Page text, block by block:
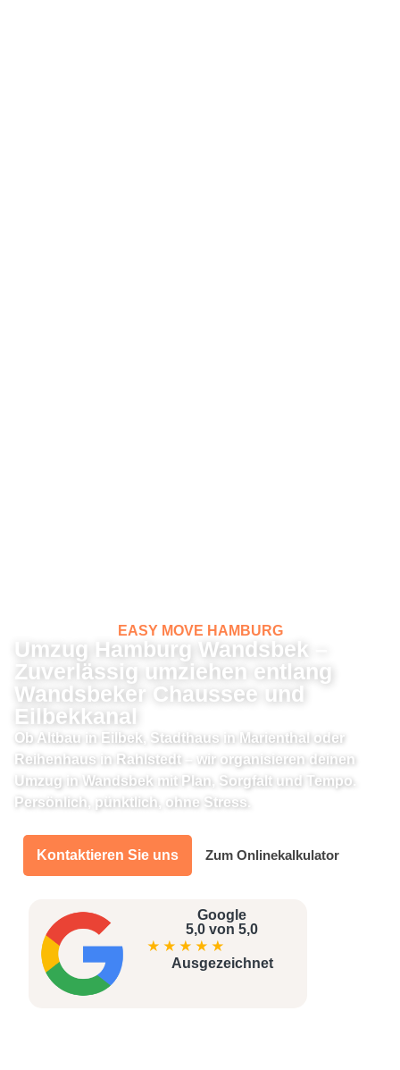
EASY MOVE HAMBURG
Umzug Hamburg Wandsbek –
Zuverlässig umziehen entlang
Wandsbeker Chaussee und
Eilbekkanal
Ob Altbau in Eilbek, Stadthaus in Marienthal oder
Reihenhaus in Rahlstedt – wir organisieren deinen
Umzug in Wandsbek mit Plan, Sorgfalt und Tempo.
Persönlich, pünktlich, ohne Stress.
Kontaktieren Sie uns Zum Onlinekalkulator
Google
5,0 von 5,0
★ ★ ★ ★ ★
Ausgezeichnet